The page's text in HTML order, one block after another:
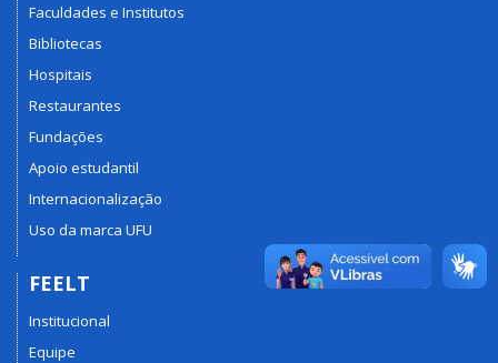
Faculdades e Institutos
Bibliotecas
Hospitais
Restaurantes
Fundações
Apoio estudantil
Internacionalização
Uso da marca UFU
FEELT
Institucional
Equipe